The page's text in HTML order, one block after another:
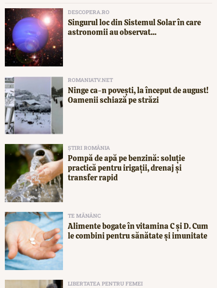
DESCOPERA.RO
Singurul loc din Sistemul Solar în care
astronomii au observat...
ROMANIATV.NET
Ninge ca-n povești, la început de august!
Oamenii schiază pe străzi
ȘTIRI ROMÂNIA
Pompă de apă pe benzină: soluție
practică pentru irigații, drenaj și
transfer rapid
TE MĂNÂNC
Alimente bogate în vitamina C și D. Cum
le combini pentru sănătate și imunitate
LIBERTATEA PENTRU FEMEI